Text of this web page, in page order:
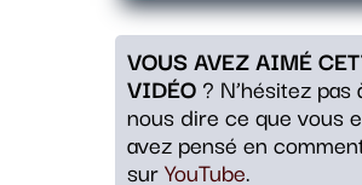
VOUS AVEZ AIMÉ
VIDÉO? N’hésitez pas
nous dire ce que vous
avez pensé en
surYouTube.